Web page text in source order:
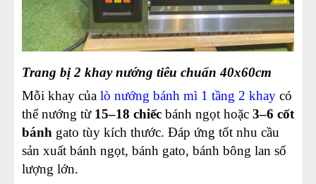
Trang bị 2 khay nướng tiêu chuẩn 40x60cm
Mỗi khay của lò nướng bánh mì 1 tầng 2 khay có
thể nướng từ15–18 chiếc bánh ngọt hoặc 3–6 cốt
bánh gato tùy kích thước. Đáp ứng tốt nhu cầu
sản xuất bánh ngọt, bánh gato, bánh bông lan số
lượng lớn.